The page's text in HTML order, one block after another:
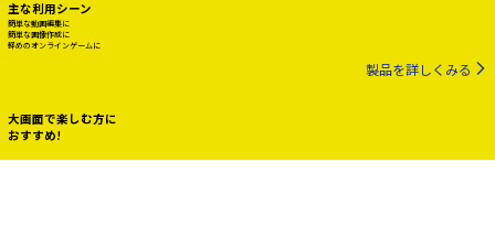
主な利用シーン
簡単な動画編集に
簡単な画像作成に
軽めのオンラインゲームに
製品を詳しくみる
大画面で楽しむ方に
おすすめ!